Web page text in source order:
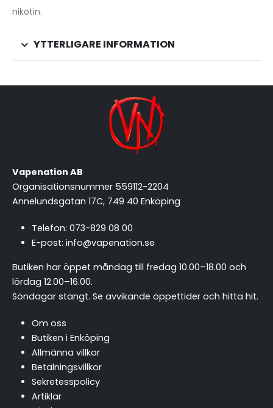
nikotin.
YTTERLIGARE INFORMATION
Vapenation AB
Organisationsnummer 559112-2204
Annelundsgatan 17C, 749 40 Enköping
Telefon: 073-829 08 00
E-post: info@vapenation.se
Butiken har öppet måndag till fredag 10.00–18.00 och
lördag 12.00–16.00.
Söndagar stängt. Se avvikande öppettider och hitta hit.
Om oss
Butiken i Enköping
Allmänna villkor
Betalningsvillkor
Sekretesspolicy
Artiklar